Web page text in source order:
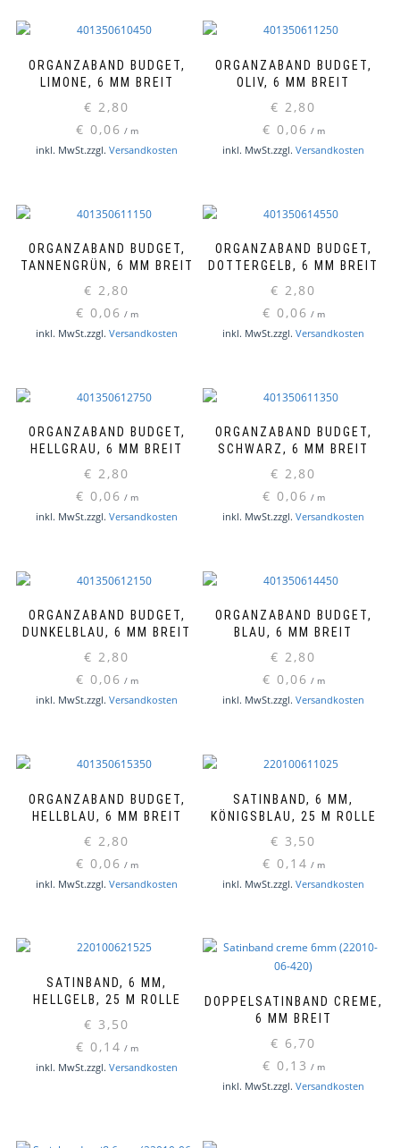
ORGANZABAND BUDGET,
LIMONE, 6 MM BREIT
€ 2,80
€ 0,06 / m
inkl. MwSt.zzgl. Versandkosten
ORGANZABAND BUDGET,
OLIV, 6 MM BREIT
€ 2,80
€ 0,06 / m
inkl. MwSt.zzgl. Versandkosten
ORGANZABAND BUDGET,
TANNENGRÜN, 6 MM BREIT
€ 2,80
€ 0,06 / m
inkl. MwSt.zzgl. Versandkosten
ORGANZABAND BUDGET,
DOTTERGELB, 6 MM BREIT
€ 2,80
€ 0,06 / m
inkl. MwSt.zzgl. Versandkosten
ORGANZABAND BUDGET,
HELLGRAU, 6 MM BREIT
€ 2,80
€ 0,06 / m
inkl. MwSt.zzgl. Versandkosten
ORGANZABAND BUDGET,
SCHWARZ, 6 MM BREIT
€ 2,80
€ 0,06 / m
inkl. MwSt.zzgl. Versandkosten
ORGANZABAND BUDGET,
DUNKELBLAU, 6 MM BREIT
€ 2,80
€ 0,06 / m
inkl. MwSt.zzgl. Versandkosten
ORGANZABAND BUDGET,
BLAU, 6 MM BREIT
€ 2,80
€ 0,06 / m
inkl. MwSt.zzgl. Versandkosten
ORGANZABAND BUDGET,
HELLBLAU, 6 MM BREIT
€ 2,80
€ 0,06 / m
inkl. MwSt.zzgl. Versandkosten
SATINBAND, 6 MM,
KÖNIGSBLAU, 25 M ROLLE
€ 3,50
€ 0,14 / m
inkl. MwSt.zzgl. Versandkosten
SATINBAND, 6 MM,
HELLGELB, 25 M ROLLE
€ 3,50
€ 0,14 / m
inkl. MwSt.zzgl. Versandkosten
DOPPELSATINBAND CREME,
6 MM BREIT
€ 6,70
€ 0,13 / m
inkl. MwSt.zzgl. Versandkosten